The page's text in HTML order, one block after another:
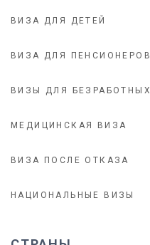
ВИЗА ДЛЯ ДЕТЕЙ
ВИЗА ДЛЯ ПЕНСИОНЕРОВ
ВИЗЫ ДЛЯ БЕЗРАБОТНЫХ
МЕДИЦИНСКАЯ ВИЗА
ВИЗА ПОСЛЕ ОТКАЗА
НАЦИОНАЛЬНЫЕ ВИЗЫ